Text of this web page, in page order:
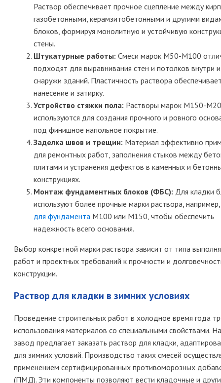
Раствор обеспечивает прочное сцепление между
газобетонными, керамзитобетонными и другими
блоков, формируя монолитную и устойчивую
стены.
Штукатурные работы: Смеси марок М50-М100
подходят для выравнивания стен и потолков внутри и
снаружи зданий. Пластичность раствора
нанесение и затирку.
Устройство стяжки пола: Растворы марок М150-
используются для создания прочного и ровного
под финишное напольное покрытие.
Заделка швов и трещин: Материал эффективно
для ремонтных работ, заполнения стыков между
плитами и устранения дефектов в каменных и
конструкциях.
Монтаж фундаментных блоков (ФБС): Для кладки
используют более прочные марки раствора,
для фундамента М100 или М150, чтобы обеспечить
надежность всего основания.
Выбор конкретной марки раствора зависит от типа
работ и проектных требований к прочности и
конструкции.
Раствор для кладки в зимних условиях
Проведение строительных работ в холодное время года
использования материалов со специальными свойствами.
завод предлагает заказать раствор для кладки,
для зимних условий. Производство таких смесей
применением сертифицированных противоморозных
(ПМД). Эти компоненты позволяют вести кладочные и